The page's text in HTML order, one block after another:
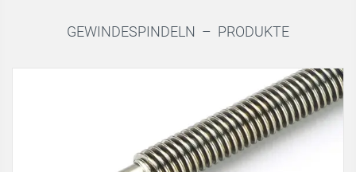
GEWINDESPINDELN – PRODUKTE